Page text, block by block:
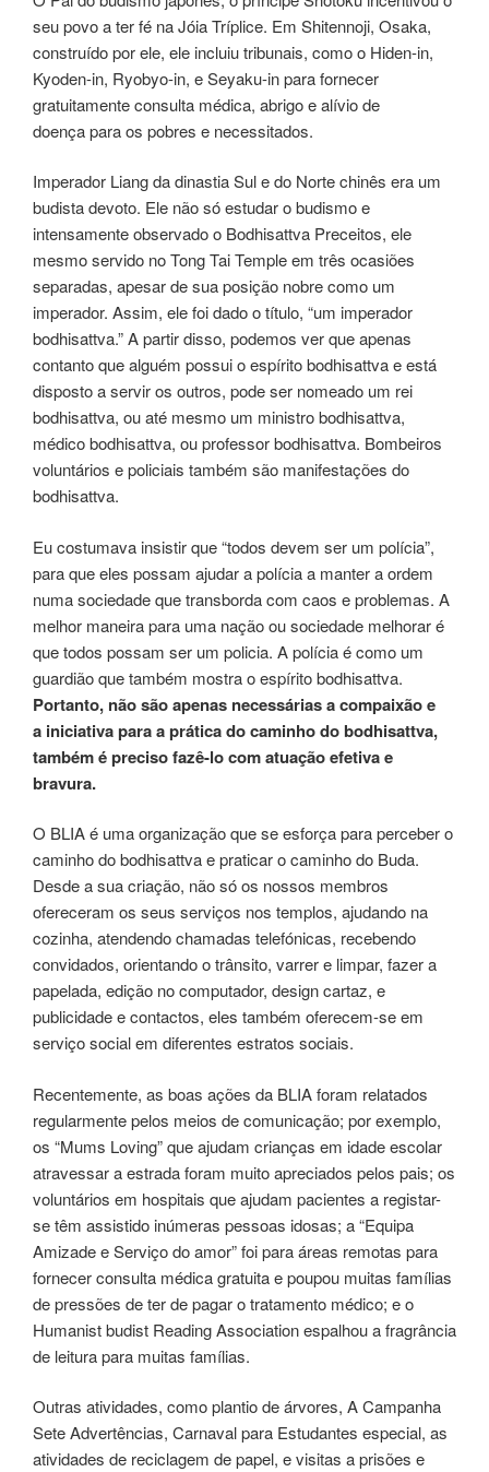
seu povo a ter fé na Jóia Tríplice. Em Shitennoji, Osaka,
construído por ele, ele incluiu tribunais, como o Hiden-in,
Kyoden-in, Ryobyo-in, e Seyaku-in para fornecer
gratuitamente consulta médica, abrigo e alívio de
doença para os pobres e necessitados.
Imperador Liang da dinastia Sul e do Norte chinês era um
budista devoto. Ele não só estudar o budismo e
intensamente observado o Bodhisattva Preceitos, ele
mesmo servido no Tong Tai Temple em três ocasiões
separadas, apesar de sua posição nobre como um
imperador. Assim, ele foi dado o título, “um imperador
bodhisattva.” A partir disso, podemos ver que apenas
contanto que alguém possui o espírito bodhisattva e está
disposto a servir os outros, pode ser nomeado um rei
bodhisattva, ou até mesmo um ministro bodhisattva,
médico bodhisattva, ou professor bodhisattva. Bombeiros
voluntários e policiais também são manifestações do
bodhisattva.
Eu costumava insistir que “todos devem ser um polícia”,
para que eles possam ajudar a polícia a manter a ordem
numa sociedade que transborda com caos e problemas. A
melhor maneira para uma nação ou sociedade melhorar é
que todos possam ser um policia. A polícia é como um
guardião que também mostra o espírito bodhisattva.
Portanto, não são apenas necessárias a compaixão e
a iniciativa para a prática do caminho do bodhisattva,
também é preciso fazê-lo com atuação efetiva e
bravura.
O BLIA é uma organização que se esforça para perceber o
caminho do bodhisattva e praticar o caminho do Buda.
Desde a sua criação, não só os nossos membros
ofereceram os seus serviços nos templos, ajudando na
cozinha, atendendo chamadas telefónicas, recebendo
convidados, orientando o trânsito, varrer e limpar, fazer a
papelada, edição no computador, design cartaz, e
publicidade e contactos, eles também oferecem-se em
serviço social em diferentes estratos sociais.
Recentemente, as boas ações da BLIA foram relatados
regularmente pelos meios de comunicação; por exemplo,
os “Mums Loving” que ajudam crianças em idade escolar
atravessar a estrada foram muito apreciados pelos pais; os
voluntários em hospitais que ajudam pacientes a registar-
se têm assistido inúmeras pessoas idosas; a “Equipa
Amizade e Serviço do amor” foi para áreas remotas para
fornecer consulta médica gratuita e poupou muitas famílias
de pressões de ter de pagar o tratamento médico; e o
Humanist budist Reading Association espalhou a fragrância
de leitura para muitas famílias.
Outras atividades, como plantio de árvores, A Campanha
Sete Advertências, Carnaval para Estudantes especial, as
atividades de reciclagem de papel, e visitas a prisões e